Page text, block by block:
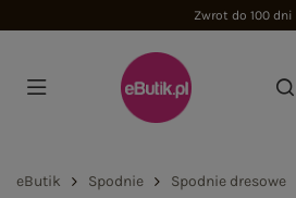
Zwrot do 100 dni
eButik Spodnie Spodnie dresowe